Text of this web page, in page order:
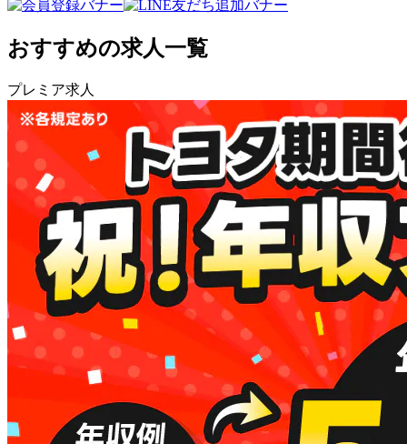
おすすめの求人一覧
プレミア求人